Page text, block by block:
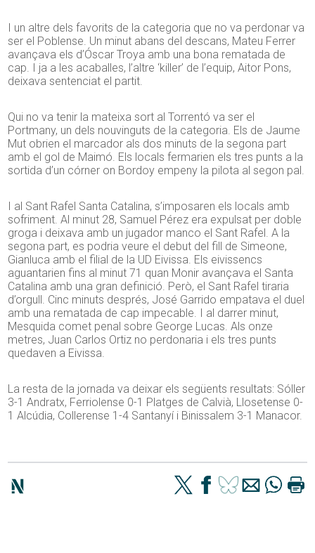
I un altre dels favorits de la categoria que no va perdonar va
ser el Poblense. Un minut abans del descans, Mateu Ferrer
avançava els d’Óscar Troya amb una bona rematada de
cap. I ja a les acaballes, l’altre ‘killer’ de l’equip, Aitor Pons,
deixava sentenciat el partit.
Qui no va tenir la mateixa sort al Torrentó va ser el
Portmany, un dels nouvinguts de la categoria. Els de Jaume
Mut obrien el marcador als dos minuts de la segona part
amb el gol de Maimó. Els locals fermarien els tres punts a la
sortida d’un córner on Bordoy empeny la pilota al segon pal.
I al Sant Rafel Santa Catalina, s’imposaren els locals amb
sofriment. Al minut 28, Samuel Pérez era expulsat per doble
groga i deixava amb un jugador manco el Sant Rafel. A la
segona part, es podria veure el debut del fill de Simeone,
Gianluca amb el filial de la UD Eivissa. Els eivissencs
aguantarien fins al minut 71 quan Monir avançava el Santa
Catalina amb una gran definició. Però, el Sant Rafel tiraria
d’orgull. Cinc minuts després, José Garrido empatava el duel
amb una rematada de cap impecable. I al darrer minut,
Mesquida comet penal sobre George Lucas. Als onze
metres, Juan Carlos Ortiz no perdonaria i els tres punts
quedaven a Eivissa.
La resta de la jornada va deixar els següents resultats: Sóller
3-1 Andratx, Ferriolense 0-1 Platges de Calvià, Llosetense 0-
1 Alcúdia, Collerense 1-4 Santanyí i Binissalem 3-1 Manacor.